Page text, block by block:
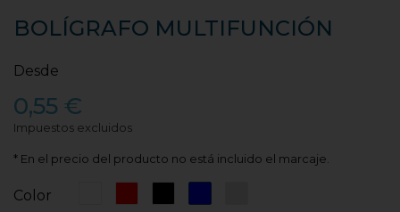
BOLÍGRAFO MULTIFUNCIÓN
Desde
0,55 €
Impuestos excluidos
* En el precio del producto no está incluido el marcaje.
Color